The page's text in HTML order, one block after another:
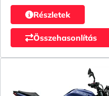
Részletek
Összehasonlítás